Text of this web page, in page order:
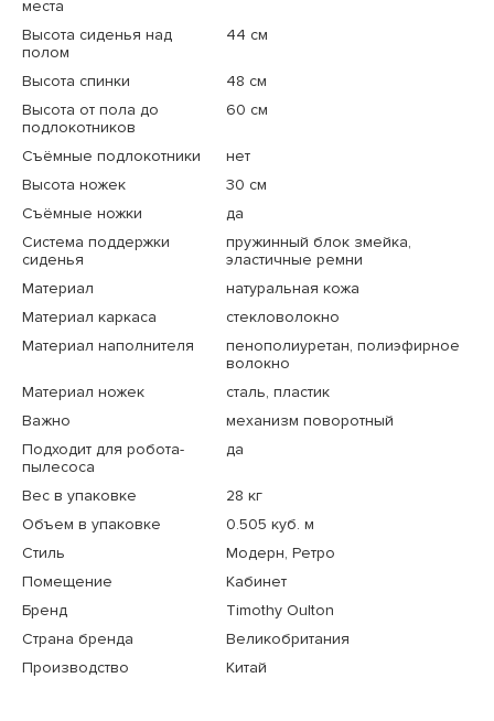
места
Высота сиденья над
полом
44 см
Высота спинки
48 см
Высота от пола до
подлокотников
60 см
Съёмные подлокотники
нет
Высота ножек
30 см
Съёмные ножки
да
Система поддержки
сиденья
пружинный блок змейка,
эластичные ремни
Материал
натуральная кожа
Материал каркаса
стекловолокно
Материал наполнителя
пенополиуретан, полиэфирное
волокно
Материал ножек
сталь, пластик
Важно
механизм поворотный
Подходит для робота-
пылесоса
да
Вес в упаковке
28 кг
Объем в упаковке
0.505 куб. м
Стиль
Модерн, Ретро
Помещение
Кабинет
Бренд
Timothy Oulton
Страна бренда
Великобритания
Производство
Китай